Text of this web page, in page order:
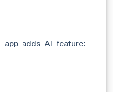
adds AI feature: